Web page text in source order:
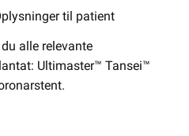
til patient
alle relevante
Ultimaster™ Tansei™